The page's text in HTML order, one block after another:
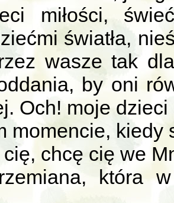
miłości,
światła,
wasze tak
by oni
Och! moje
momencie, kiedy
chcę cię we
która